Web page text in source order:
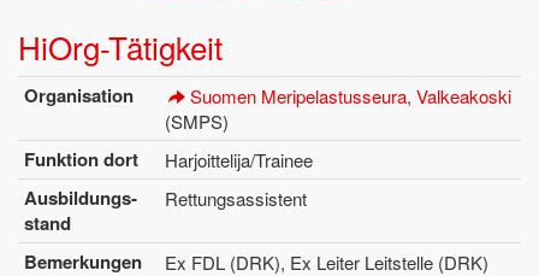
Hi­Org-Tä­tig­keit
Or­ga­ni­sa­ti­on
Suo­men Me­ri­pelas­tus­seu­ra, Val­kea­koski
(SMPS)
Funk­ti­on dort Har­joit­te­li­ja/Trainee
Aus­bil­dungs­
stand
Ret­tungs­as­sis­tent
Be­mer­kun­gen Ex FDL (DRK), Ex Lei­ter Leit­stel­le (DRK)